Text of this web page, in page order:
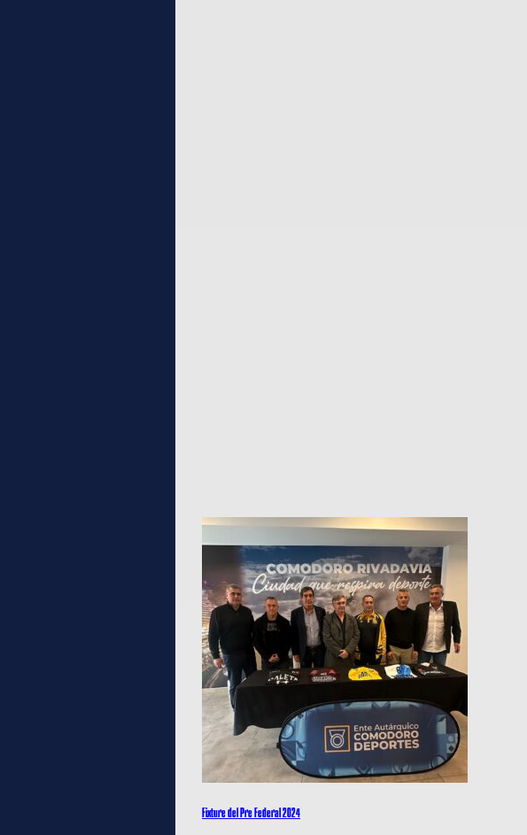
Fixture del Pre Federal 2024